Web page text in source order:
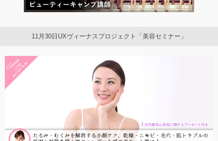
11月30日UXヴィーナスプロジェクト「美容セミナー」